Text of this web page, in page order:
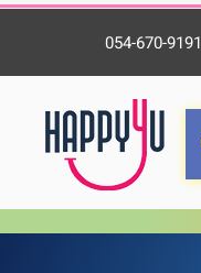
054-670-9191